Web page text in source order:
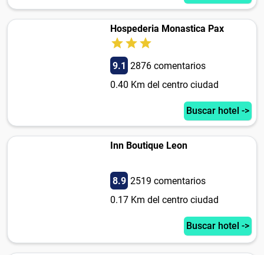
Hospederia Monastica Pax
9.1 2876 comentarios
0.40 Km del centro ciudad
Buscar hotel ->
Inn Boutique Leon
8.9 2519 comentarios
0.17 Km del centro ciudad
Buscar hotel ->